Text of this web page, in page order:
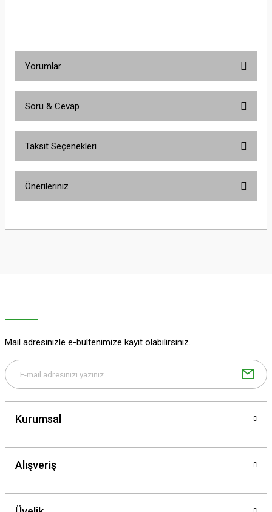
Yorumlar
Soru & Cevap
Taksit Seçenekleri
Önerileriniz
yetersiz gördüğünüz noktaları öneri formunu kullanarak tarafımıza
Bu ürüne benzer farklı alternatifler olmalı.
Mail adresinizle e-bültenimize kayıt olabilirsiniz.
Kurumsal
Alışveriş